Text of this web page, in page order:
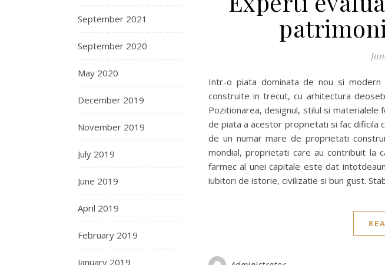
September 2021
September 2020
May 2020
December 2019
November 2019
July 2019
June 2019
April 2019
February 2019
January 2019
Intr-o piata dominata de nou si
construite in trecut, cu arhitectura
Pozitionarea, designul, stilul si
de piata a acestor proprietati si fac dificila
de un numar mare de proprietati
mondial, proprietati care au contribuit la
farmec al unei capitale este dat
iubitori de istorie, civilizatie si bun gust.